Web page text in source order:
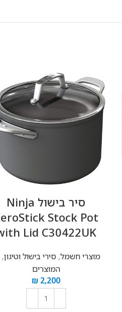
‏סיר בישול Ninja
Stock Pot
Lid C30422UK
מוצרי חשמל, סירי בישול וטיגון,
המוצרים
₪ 2,200